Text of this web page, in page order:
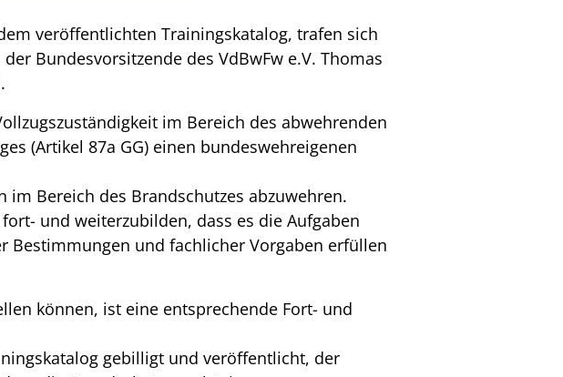
veröffentlichten Trainingskatalog, trafen sich
Bundesvorsitzende des VdBwFw e.V. Thomas
im Bereich des abwehrenden
(Artikel 87a GG) einen bundeswehreigenen
Bereich des Brandschutzes abzuwehren.
und weiterzubilden, dass es die Aufgaben
Bestimmungen und fachlicher Vorgaben erfüllen
können, ist eine entsprechende Fort- und
gebilligt und veröffentlicht, der